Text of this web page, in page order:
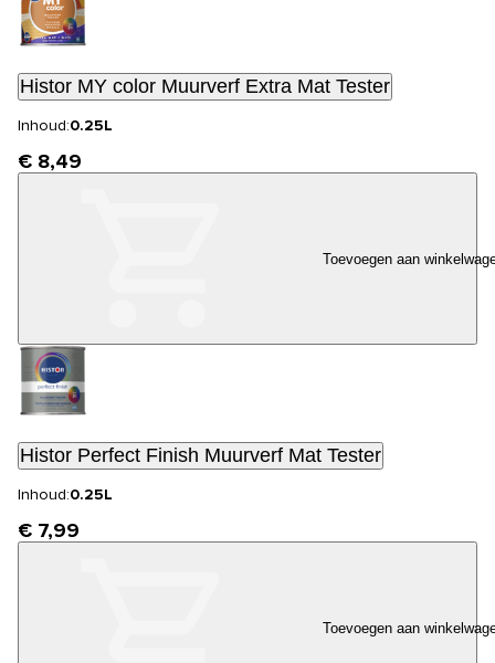
Histor MY color Muurverf Extra Mat Tester
Inhoud:0.25L
€ 8,49
Toevoegen aan
Histor Perfect Finish Muurverf Mat Tester
Inhoud:0.25L
€ 7,99
Toevoegen aan